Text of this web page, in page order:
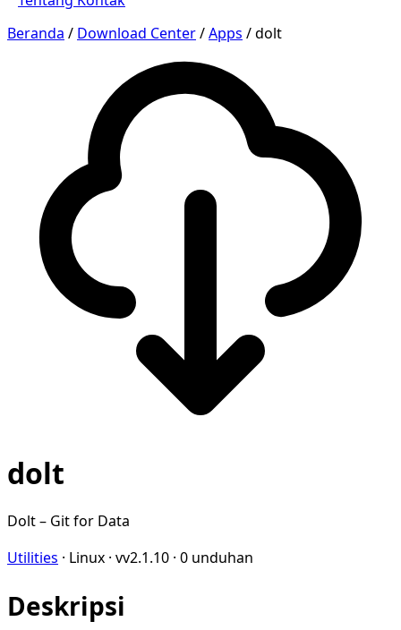
Beranda / Download Center/Apps /dolt
dolt
Dolt – Git for Data
Utilities · Linux · vv2.1.10 · 0 unduhan
Deskripsi